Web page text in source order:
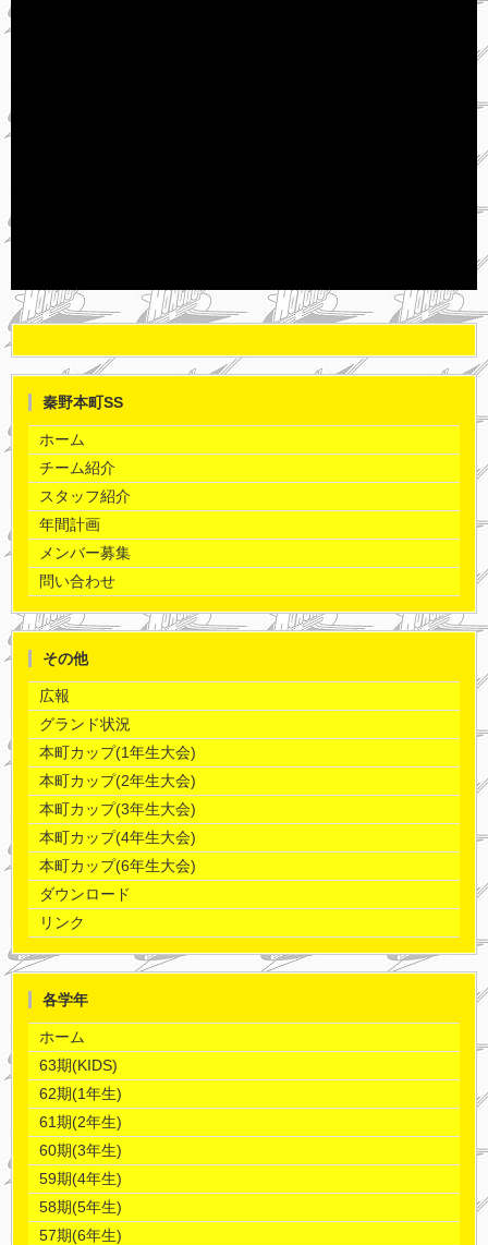
秦野本町SS
ホーム
チーム紹介
スタッフ紹介
年間計画
メンバー募集
問い合わせ
その他
広報
グランド状況
本町カップ(1年生大会)
本町カップ(2年生大会)
本町カップ(3年生大会)
本町カップ(4年生大会)
本町カップ(6年生大会)
ダウンロード
リンク
各学年
ホーム
63期(KIDS)
62期(1年生)
61期(2年生)
60期(3年生)
59期(4年生)
58期(5年生)
57期(6年生)